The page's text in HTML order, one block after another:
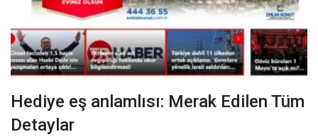
Hediye eş anlamlısı: Merak Edilen Tüm
Detaylar